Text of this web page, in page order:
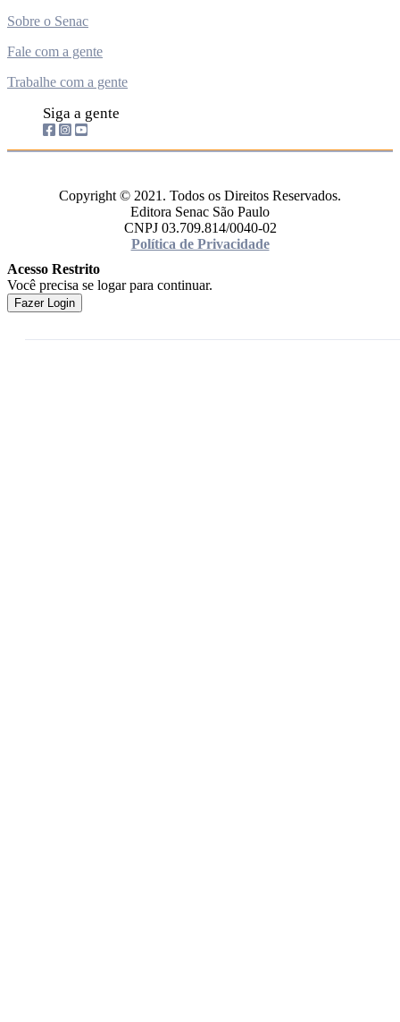
Sobre o Senac
Fale com a gente
Trabalhe com a gente
Siga a gente
Copyright © 2021. Todos os Direitos Reservados.
Editora Senac São Paulo
CNPJ 03.709.814/0040-02
Política de Privacidade
Acesso Restrito
Você precisa se logar para continuar.
Fazer Login